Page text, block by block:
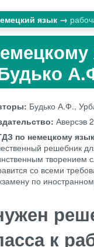
язык
Будько А.Ф.,
Аверсэв
по немецкому
решебник
творением
со всеми
по
к